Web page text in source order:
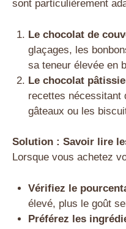
sont particulièrement
Le chocolat de
glaçages, les
sa teneur élevée en
Le chocolat
recettes nécessitant
gâteaux ou les
Solution : Savoir lire
Lorsque vous achetez
Vérifiez le
élevé, plus le goût
Préférez les